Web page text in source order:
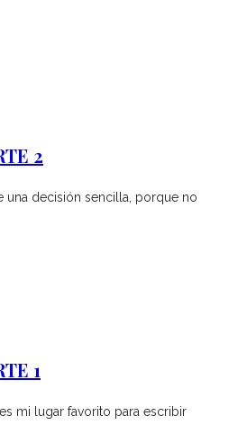
2
una decisión sencilla, porque no
1
mi lugar favorito para escribir